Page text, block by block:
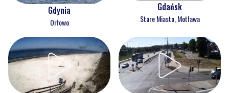
Gdynia
Orłowo
Gdańsk
Stare Miasto, Motława